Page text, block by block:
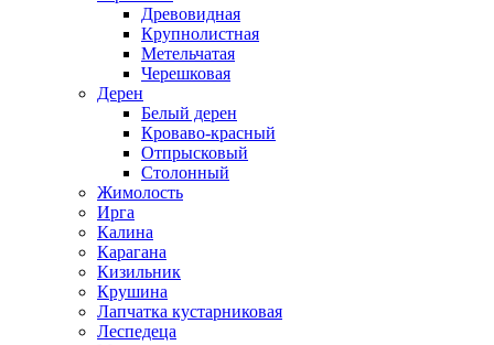
Древовидная
Крупнолистная
Метельчатая
Черешковая
Дерен
Белый дерен
Кроваво-красный
Отпрысковый
Столонный
Жимолость
Ирга
Калина
Карагана
Кизильник
Крушина
Лапчатка кустарниковая
Леспедеца